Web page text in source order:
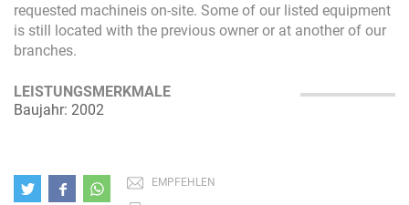
requested machineis on-site. Some of our listed equipment
is still located with the previous owner or at another of our
branches.
LEISTUNGSMERKMALE
Baujahr: 2002
EMPFEHLEN